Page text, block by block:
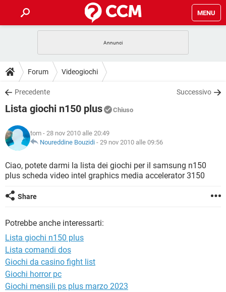
MENU
INTRATTENIMENTO
iOS
INSTAGRAM WHATSAPP
TIKTOK
HARDWARE
GUIDE
COVID-19
INSTAGRAM
TIKTOK
HARDWARE
DOWNLOAD
COVID-19 GAMING
INTRATTENIMENTO
iOS WINDOWS 10
INSTAGRAM WHATSAPP
TIKTOK FACEBOOK
HARDWARE
FORUM
COVID-19
INTRATTENIMENTO
iOS WINDOWS 10
HARDWARE
GLOSSARIO
COVID-19 GAMING
INTRATTENIMENTO ANDROID
iOS
HARDWARE
Forum Videogiochi
Precedente Successivo
Lista giochi n150 plus Chiuso
tom - 28 nov 2010 alle 20:49
Noureddine Bouzidi - 29 nov 2010 alle 09:56
Ciao, potete darmi la lista dei giochi per il samsung n150
plus scheda video intel graphics media accelerator 3150
Share
Potrebbe anche interessarti:
Lista giochi n150 plus
Lista comandi dos
Giochi da casino fight list
Giochi horror pc
Giochi mensili ps plus marzo 2023